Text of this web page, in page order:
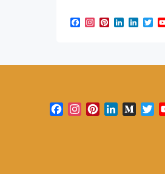
Facebook
Instagram
Pinterest
LinkedIn
Facebook
Instagram
PinterestLinkedIn